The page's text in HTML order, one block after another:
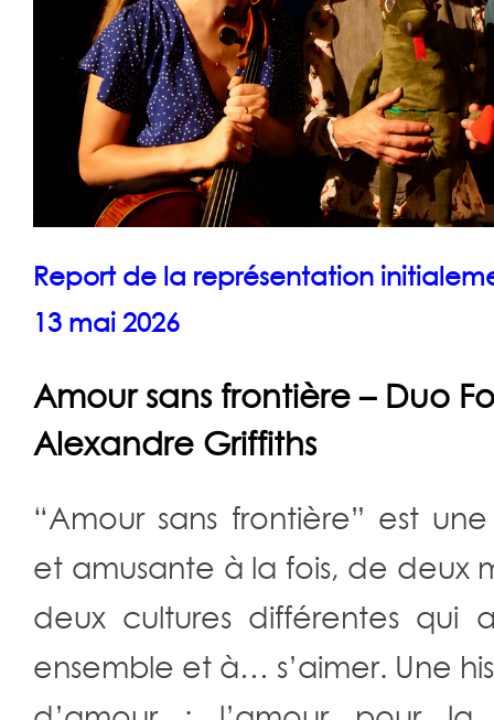
Report de la représentation
13 mai 2026
Amour sans frontière – Duo
Alexandre Griffiths
“Amour sans frontière” est
et amusante à la fois, de deux
deux cultures différentes qui
ensemble et à… s’aimer. Une